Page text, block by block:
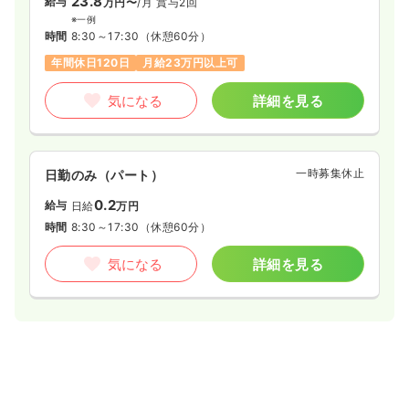
※一例
時間 8:30～17:30 （休憩60分）
年間休日120日
月給23万円以上可
気になる 詳細を見る
日勤のみ（パート） 一時募集休止
給与 日給0.2万円
時間 8:30～17:30 （休憩60分）
気になる 詳細を見る